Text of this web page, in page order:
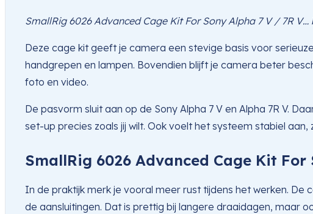
SmallRig 6026 Advanced Cage Kit For Sony Alpha 7 V / 7R
Deze cage kit geeft je camera een stevige basis voor
handgrepen en lampen. Bovendien blijft je camera beter
foto en video.
De pasvorm sluit aan op de Sony Alpha 7 V en Alpha 7R V.
set-up precies zoals jij wilt. Ook voelt het systeem stabiel
SmallRig 6026 Advanced Cage Kit
In de praktijk merk je vooral meer rust tijdens het werken.
de aansluitingen. Dat is prettig bij langere draaidagen, maar